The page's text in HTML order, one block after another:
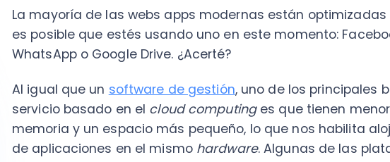
Dependiendo de si estamos utilizando una pública o privada, los
un ancho de banda y almacenamiento potencialmente ilimitados
máquinas virtuales, lo que resulta en un mayor rendimiento que el
locales.
En términos prácticos, esto significa que atenderemos a más
mismo ordenador sin tener que actualizar los servidores internos
infraestructura de alojamiento; lo que también significa menores
empresariales y, en consecuencia, beneficia lasfinanzas